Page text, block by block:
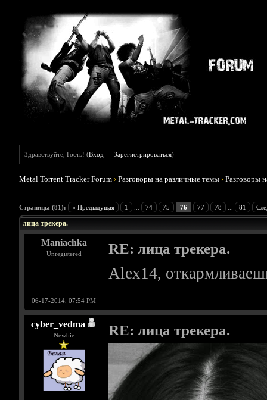
Здравствуйте, Гость! (Вход —Зарегистрироваться)
Metal Torrent Tracker Forum ›Разговоры на различные темы ›Разговоры
Страницы (81): « Предыдущая 1 74 75 76 77 78 81
лица трекера.
Maniachka
Unregistered RE: лица трекера.
Alex14,
06-17-2014, 07:54 PM
cyber_vedma
Newbie RE: лица трекера.